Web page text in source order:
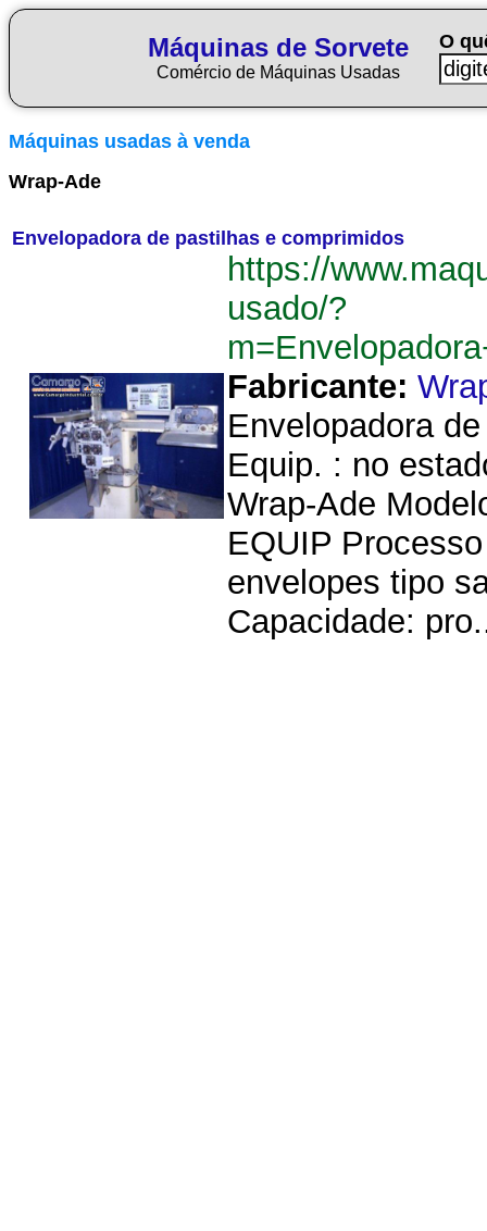
Máquinas de Sorvete
Comércio de Máquinas Usadas
O
Máquinas usadas à venda
Wrap-Ade
Envelopadora de pastilhas e comprimidos
https://
usado/?
Fabricante:
Envelopadora
Equip. : no
Wrap-Ade
EQUIP
envelopes tipo
Capacidade: